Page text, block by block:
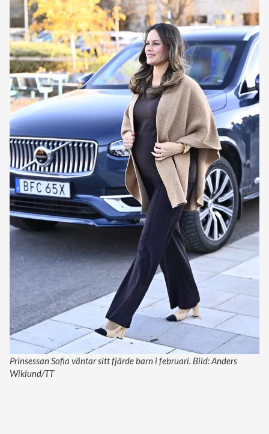
Prinsessan Sofia väntar sitt fjärde barn i februari. Bild: Anders
Wiklund/TT